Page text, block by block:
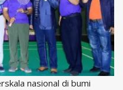
nasional di bumi